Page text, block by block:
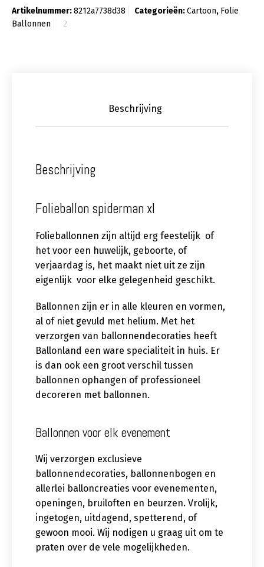
Artikelnummer:8212a7738d38 Categorieën:Cartoon, Folie
Ballonnen
Beschrijving
Beschrijving
Folieballon spiderman xl
Folieballonnen zijn altijd erg feestelijk of
het voor een huwelijk, geboorte, of
verjaardag is, het maakt niet uit ze zijn
eigenlijk voor elke gelegenheid geschikt.
Ballonnen zijn er in alle kleuren en vormen,
al of niet gevuld met helium. Met het
verzorgen van ballonnendecoraties heeft
Ballonland een ware specialiteit in huis. Er
is dan ook een groot verschil tussen
ballonnen ophangen of professioneel
decoreren met ballonnen.
Ballonnen voor elk evenement
Wij verzorgen exclusieve
ballonnendecoraties, ballonnenbogen en
allerlei balloncreaties voor evenementen,
openingen, bruiloften en beurzen. Vrolijk,
ingetogen, uitdagend, spetterend, of
gewoon mooi. Wij nodigen u graag uit om te
praten over de vele mogelijkheden.